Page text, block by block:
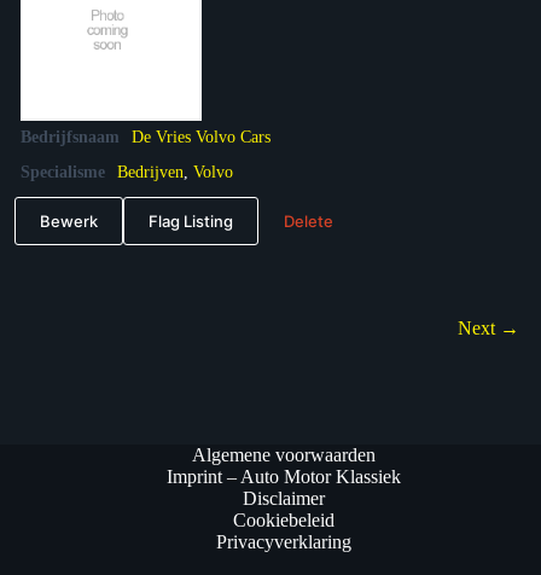
Bedrijfsnaam
De Vries Volvo Cars
Specialisme
Bedrijven Volvo
Bewerk Flag Listing Delete
Next →
Algemene voorwaarden
Imprint – Auto Motor Klassiek
Disclaimer
Cookiebeleid
Privacyverklaring